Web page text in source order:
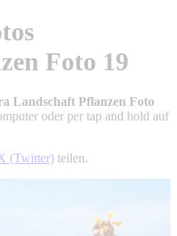
Foto 19
Landschaft Pflanzen Foto
oder per tap and hold auf
(Twitter) teilen.